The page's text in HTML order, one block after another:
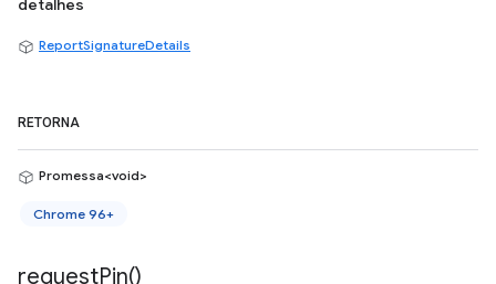
detalhes
ReportSignatureDetails
RETORNA
Promessa<void>
Chrome 96+
requestPin()